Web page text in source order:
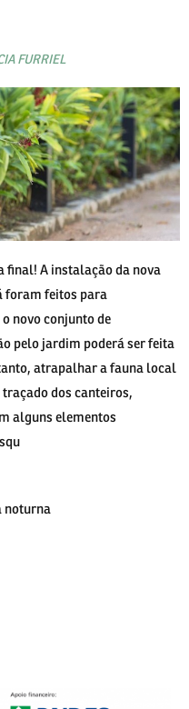
FURRIEL
final! A instalação da nova
foram feitos para
novo conjunto de
pelo jardim poderá ser feita
atrapalhar a fauna local
dos canteiros,
alguns elementos
noturna